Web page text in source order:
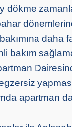
dökme
daha
bakım
apartman